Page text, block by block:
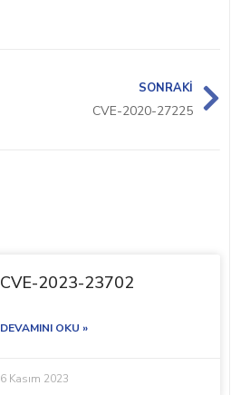
SONRAKI
CVE-2020-27225
CVE-2023-23702
DEVAMINI OKU »
6 Kasım 2023